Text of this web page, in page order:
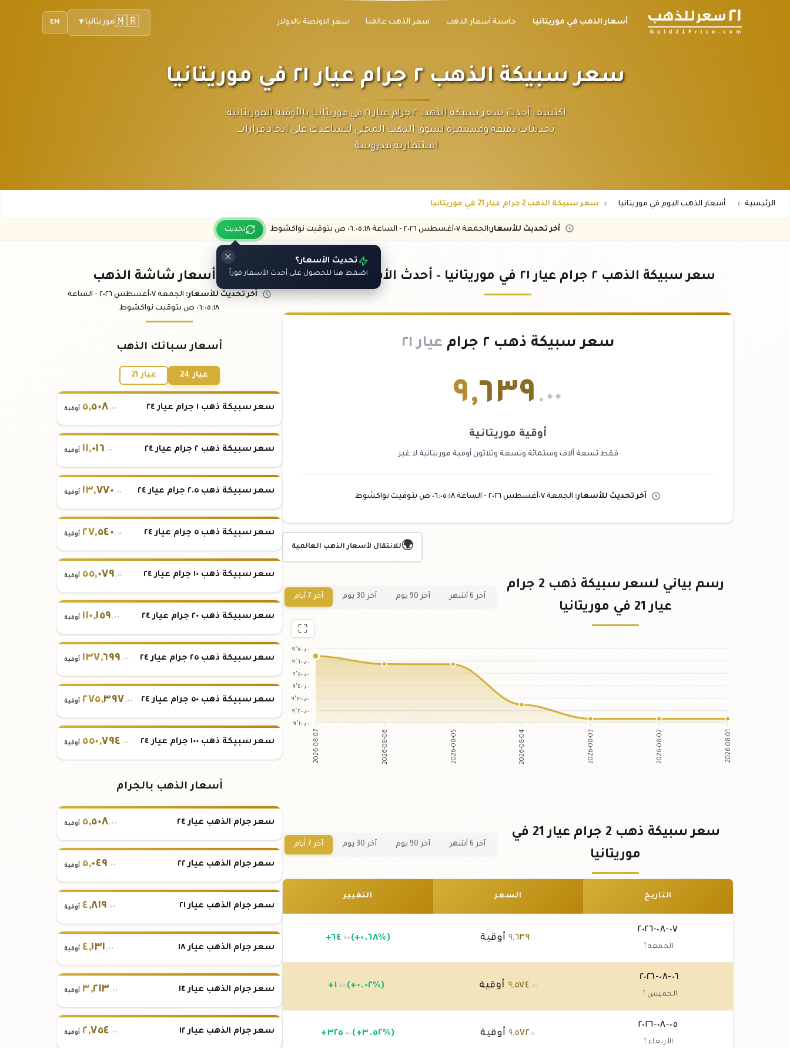
أسعار الذهب في موريتانيا حاسبة أسعار الذهب سعر الذهب عالميا سعر الاونصة بالدولار EN 🇲🇷موريتانيا ▼
سعر سبيكة الذهب ٢ جرام عيار ٢١ في موريتانيا
اكتشف أحدث سعر سبيكة الذهب ٢ جرام عيار ٢١ في موريتانيا بالأوقية الموريتانية.
تحديثات دقيقة ومستمرة لسوق الذهب المحلي لتساعدك على اتخاذ قرارات
استثمارية مدروسة.
الرئيسية أسعار الذهب اليوم في موريتانيا سعر سبيكة الذهب 2 جرام عيار 21 في موريتانيا
آخر تحديث للأسعار:الجمعة ٠٧ أغسطس ٢٠٢٦ - الساعة ٠٦:٠٥:١٨ ص بتوقيت نواكشوط تحديث
تحديث الأسعار؟
اضغط هنا للحصول على أحدث الأسعار فوراً سعر سبيكة الذهب ٢ جرام عيار ٢١ في موريتانيا - أحدث الأسعار بالأوقية
سعر سبيكة ذهب ٢ جرام عيار ٢١
٩,٦٣٩ .٠٠
أوقية موريتانية
فقط تسعة آلاف وستمائة وتسعة وثلاثون أوقية موريتانية لا غير
آخر تحديث للأسعار: الجمعة ٠٧ أغسطس ٢٠٢٦ - الساعة :١٨ ص بتوقيت نواكشوط
🌍للانتقال لأسعار الذهب العالمية
رسم بياني لسعر سبيكة ذهب 2 جرام
عيار 21 في موريتانيا
آخر 6 أشهر آخر 90 يوم آخر 30 يوم آخر 7 أيام
٩٬٧٠٠٫٠٠
٩٬٦٠٠٫٠٠
٩٬٥٠٠٫٠٠
٩٬٤٠٠٫٠٠
٩٬٣٠٠٫٠٠
٩٬٢٠٠٫٠٠
٩٬١٠٠٫٠٠
2026-08-07 2026-08-06 2026-08-05 2026-08-04 2026-08-03 2026-08-02 2026-08-01
سعر سبيكة ذهب 2 جرام عيار 21 في
موريتانيا
آخر 6 أشهر آخر 90 يوم آخر 30 يوم آخر 7 أيام
التاريخ السعر التغيير
٠٧-٠٨-٢٠٢٦
الجمعة↑
٩,٦٣٩.٠٠ أوقية +٦٤ .٧٥ (+٠.٦٨%)
٠٦-٠٨-٢٠٢٦
الخميس ↑
٩,٥٧٤.٢٥ أوقية +١ .٧٥ (+٠.٠٢%)
٠٥-٠٨-٢٠٢٦
الأربعاء ↑
٩,٥٧٢.٥٠ أوقية +٣٢٥ .٥٠ (+٣.٥٢%)
باقي أسعار شاشة الذهب
آخر تحديث للأسعار: الجمعة ٠٧ أغسطس ٢٠٢٦ -
الساعة
٠٦:٠٥:١٨ ص بتوقيت نواكشوط
أسعار سبائك الذهب
عيار 24 عيار 21
سعر سبيكة ذهب ١ جرام عيار ٢٤ ٥,٥٠٨.٠٠ أوقية
سعر سبيكة ذهب ٢ جرام عيار ٢٤ ١١,٠١٦.٠٠ أوقية
سعر سبيكة ذهب ٢.٥ جرام عيار ٢٤ ١٣,٧٧٠.٠٠ أوقية
سعر سبيكة ذهب ٥ جرام عيار ٢٤ ٢٧,٥٤٠.٠٠ أوقية
سعر سبيكة ذهب ١٠ جرام عيار ٢٤ ٥٥,٠٧٩.٠٠ أوقية
سعر سبيكة ذهب ٢٠ جرام عيار ٢٤ ١١٠,١٥٩ .٠٠ أوقية
سعر سبيكة ذهب ٢٥ جرام عيار ٢٤ ١٣٧,٦٩٩ .٠٠ أوقية
سعر سبيكة ذهب ٥٠ جرام عيار ٢٤ ٢٧٥,٣٩٧ .٠٠ أوقية
سعر سبيكة ذهب ١٠٠ جرام عيار ٢٤ ٥٥٠,٧٩٤ .٠٠ أوقية
أسعار الذهب بالجرام
سعر جرام الذهب عيار ٢٤ ٥,٥٠٨.٠٠ أوقية
سعر جرام الذهب عيار ٢٢ ٥,٠٤٩ .٠٠ أوقية
سعر جرام الذهب عيار ٢١ ٤,٨١٩ .٠٠ أوقية
سعر جرام الذهب عيار ١٨ ٤,١٣١ .٠٠ أوقية
سعر جرام الذهب عيار ١٤ ٣,٢١٣ .٠٠ أوقية
سعر جرام الذهب عيار ١٢ ٢,٧٥٤ .٠٠ أوقية